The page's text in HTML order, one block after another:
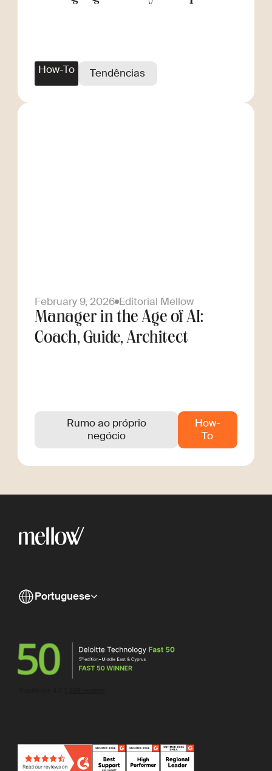
How-To Tendências
February 9, 2026 Editorial Mellow
Manager in the Age of AI:
Coach, Guide, Architect
Rumo ao próprio
negócio
How-
To
Portuguese